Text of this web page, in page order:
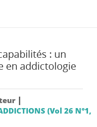
: un
en addictologie
|
(Vol 26 N°1,